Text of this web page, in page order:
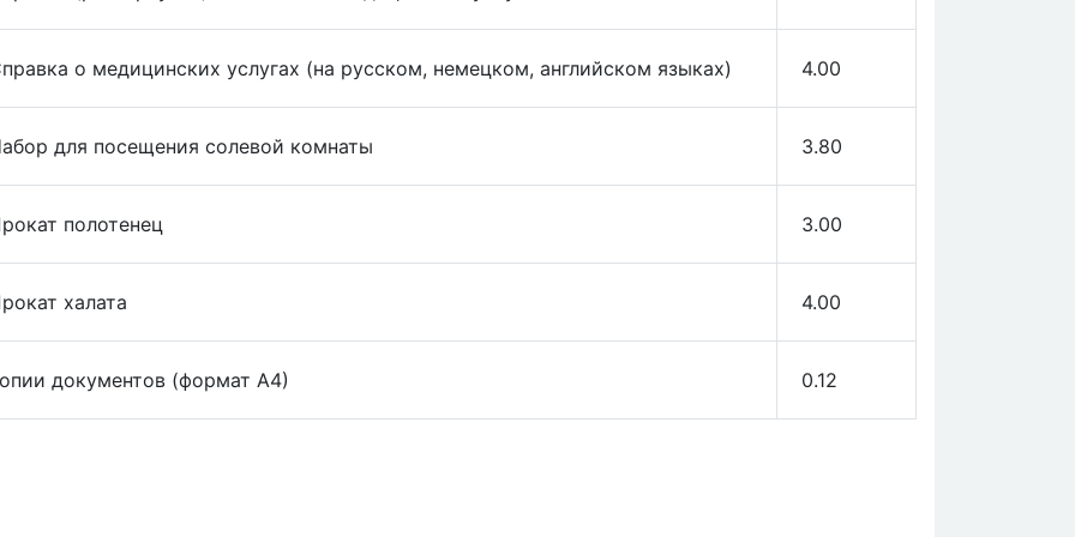
о медицинских услугах (на русском, немецком, английском языках) 4.00
для посещения солевой комнаты 3.80
полотенец 3.00
халата 4.00
документов (формат А4) 0.12